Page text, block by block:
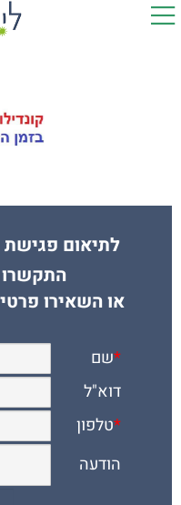
לתיאום פגישת
או השאירו